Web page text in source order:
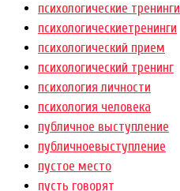
психологические тренинги
психологическиетренинги
психологический прием
психологический тренинг
психология личности
психология человека
публичное выступление
публичноевыступление
пустое место
пусть говорят